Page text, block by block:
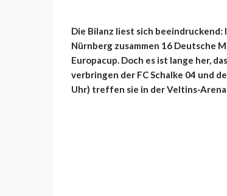
Die Bilanz liest sich beeindruckend:
Nürnberg zusammen 16 Deutsche
Europacup. Doch es ist lange her,
verbringen der FC Schalke 04 und
Uhr) treffen sie in der Veltins-